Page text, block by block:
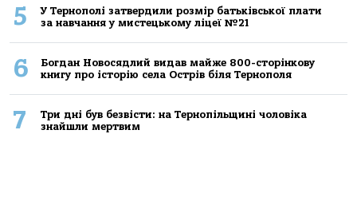
5
У Тернополі затвердили розмір батьківської плати
за навчання у мистецькому ліцеї №21
6
Богдан Новосядлий видав майже 800-сторінкову
книгу про історію села Острів біля Тернополя
7
Три дні був безвісти: на Тернопільщині чоловіка
знайшли мертвим